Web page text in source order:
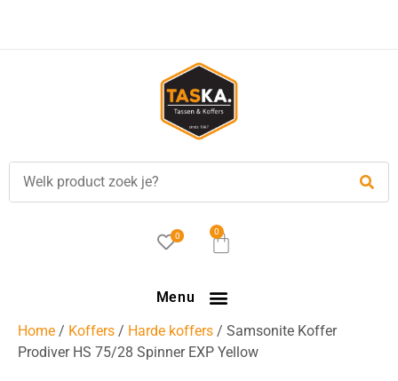
0 0
Menu
Home / Koffers / Harde koffers / Samsonite Koffer
Prodiver HS 75/28 Spinner EXP Yellow